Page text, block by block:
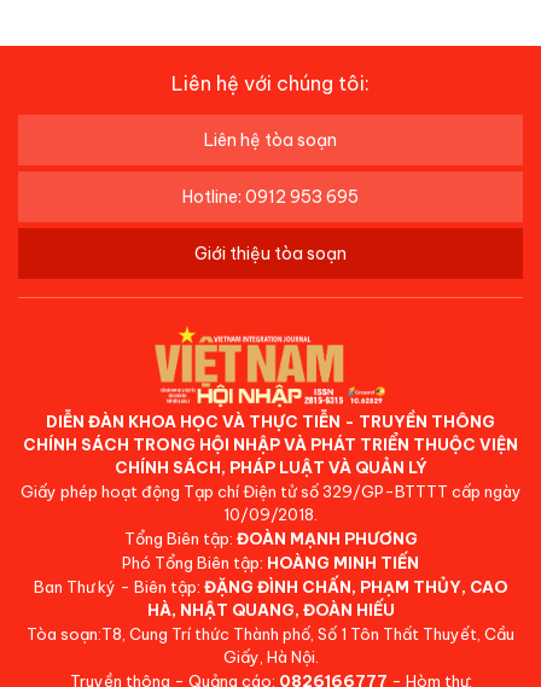
Liên hệ với chúng tôi:
Liên hệ tòa soạn
Hotline: 0912 953 695
Giới thiệu tòa soạn
DIỄN ĐÀN KHOA HỌC VÀ THỰC TIỄN - TRUYỀN THÔNG
CHÍNH SÁCH TRONG HỘI NHẬP VÀ PHÁT TRIỂN THUỘC VIỆN
CHÍNH SÁCH, PHÁP LUẬT VÀ QUẢN LÝ
Giấy phép hoạt động Tạp chí Điện tử số 329/GP-BTTTT cấp ngày
10/09/2018.
Tổng Biên tập: ĐOÀN MẠNH PHƯƠNG
Phó Tổng Biên tập: HOÀNG MINH TIẾN
Ban Thư ký - Biên tập: ĐẶNG ĐÌNH CHẤN, PHẠM THỦY, CAO
HÀ, NHẬT QUANG, ĐOÀN HIẾU
Tòa soạn:T8, Cung Trí thức Thành phố, Số 1 Tôn Thất Thuyết, Cầu
Giấy, Hà Nội.
Truyền thông - Quảng cáo: 0826166777 - Hòm thư: